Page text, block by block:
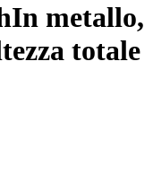
In metallo,
totale